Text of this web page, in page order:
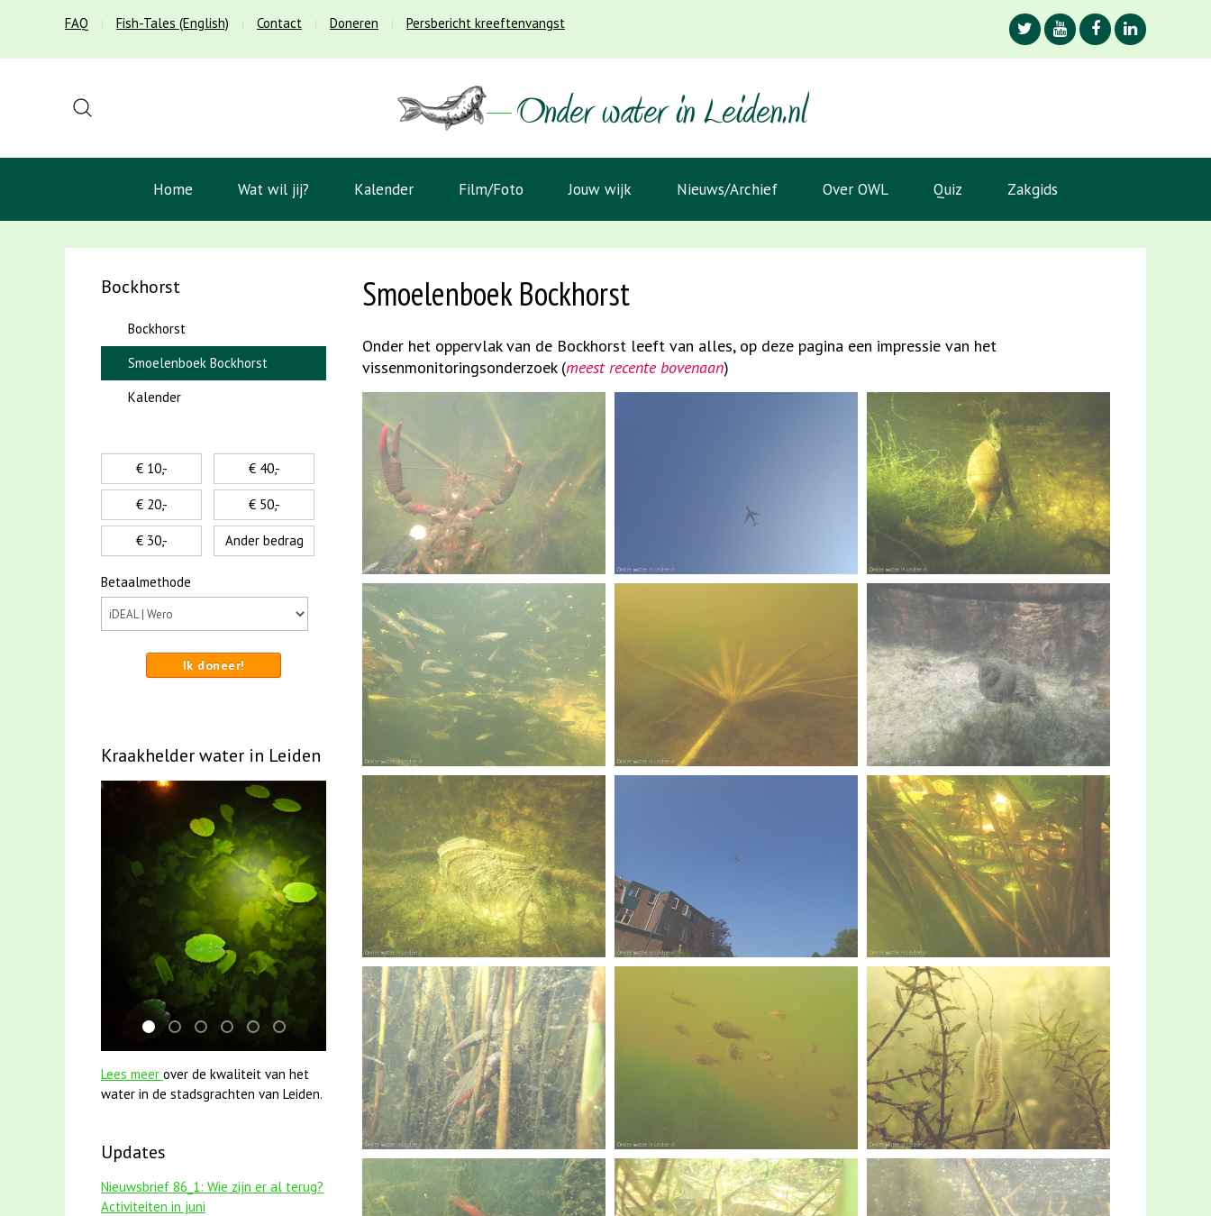
FAQ Fish-Tales (English) Contact Doneren Persbericht kreeftenvangst
Home Wat wil jij? Kalender Film/Foto Jouw wijk Nieuws/Archief Over OWL Quiz Zakgids
Smoelenboek Bockhorst
Onder het oppervlak van de Bockhorst leeft van alles, op deze pagina een impressie van het
vissenmonitoringsonderzoek (meest recente bovenaan)
Bockhorst
Bockhorst
Smoelenboek Bockhorst
Kalender
€ 10,-
€ 20,-
€ 30,-
€ 40,-
€ 50,-
Ander bedrag
Betaalmethode
Ik doneer!
Kraakhelder water in Leiden
jun2021 zaklv 5 snoekje MOOI
jun2021 28 brasem en rietvoorns 4a verscherpt
smoelenboek fifi en karper nieuwsbrief-
mei2021 1 snoekje elly
mei2021 watervogelmethode fuut met baars
karper met kattenklimtouw
Lees meer over de kwaliteit van het
water in de stadsgrachten van Leiden.
Updates
Nieuwsbrief 86_1: Wie zijn er al terug?
Activiteiten in juni